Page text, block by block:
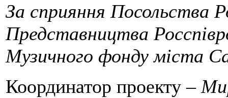
За сприяння Посольства
Представництва
Музичного фонду міста
Координатор проекту –